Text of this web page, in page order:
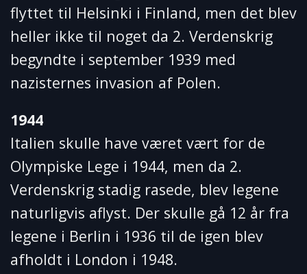
flyttet til Helsinki i Finland, men det blev
heller ikke til noget da 2. Verdenskrig
begyndte i september 1939 med
nazisternes invasion af Polen.
1944
Italien skulle have været vært for de
Olympiske Lege i 1944, men da 2.
Verdenskrig stadig rasede, blev legene
naturligvis aflyst. Der skulle gå 12 år fra
legene i Berlin i 1936 til de igen blev
afholdt i London i 1948.